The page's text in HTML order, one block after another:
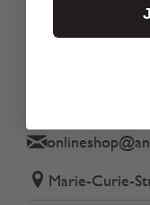
Marie-Curie-